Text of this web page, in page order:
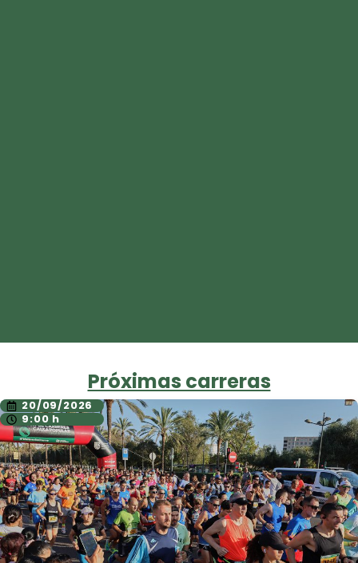
Próximas carreras
20/09/2026
9:00 h